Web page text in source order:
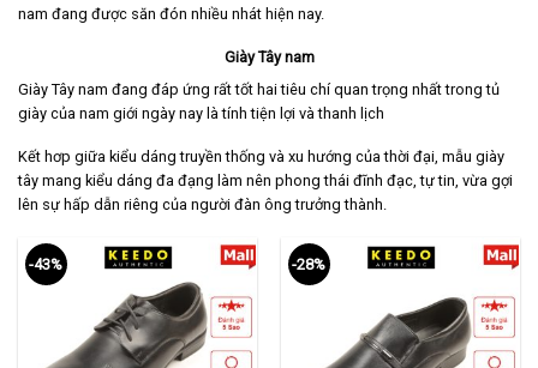
nam đang được săn đón nhiều nhát hiện nay.
Giày Tây nam
Giày Tây nam đang đáp ứng rất tốt hai tiêu chí quan trọng nhất trong tủ
giày của nam giới ngày nay là tính tiện lợi và thanh lịch
Kết hơp giữa kiểu dáng truyền thống và xu hướng của thời đại, mẫu giày
tây mang kiểu dáng đa đạng làm nên phong thái đĩnh đạc, tự tin, vừa gợi
lên sự hấp dẫn riêng của người đàn ông trưởng thành.
-43% -28%